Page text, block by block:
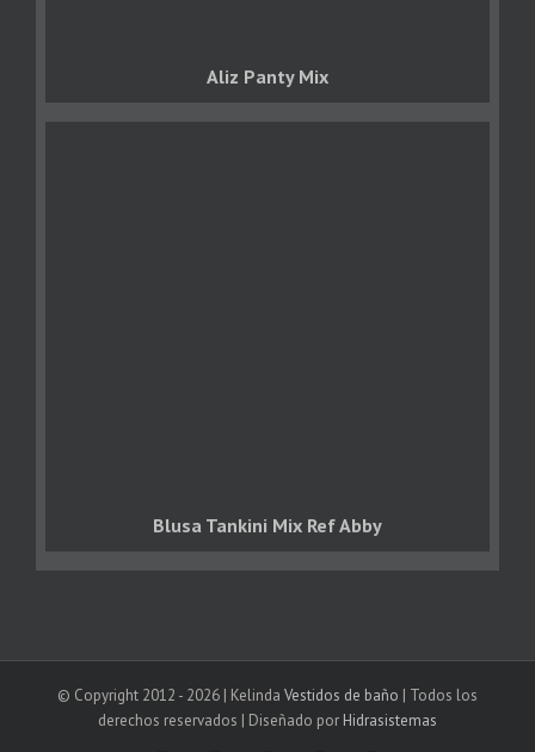
Aliz Panty Mix
Blusa Tankini Mix Ref Abby
© Copyright 2012 - 2026 | Kelinda Vestidos de baño | Todos los
derechos reservados | Diseñado por Hidrasistemas